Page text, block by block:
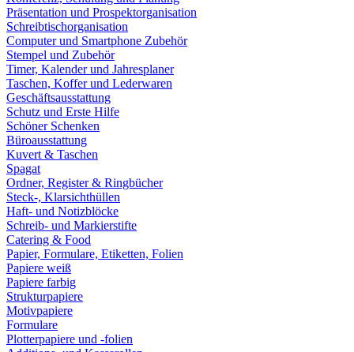
Präsentation und Prospektorganisation
Schreibtischorganisation
Computer und Smartphone Zubehör
Stempel und Zubehör
Timer, Kalender und Jahresplaner
Taschen, Koffer und Lederwaren
Geschäftsausstattung
Schutz und Erste Hilfe
Schöner Schenken
Büroausstattung
Kuvert & Taschen
Spagat
Ordner, Register & Ringbücher
Steck-, Klarsichthüllen
Haft- und Notizblöcke
Schreib- und Markierstifte
Catering & Food
Papier, Formulare, Etiketten, Folien
Papiere weiß
Papiere farbig
Strukturpapiere
Motivpapiere
Formulare
Plotterpapiere und -folien